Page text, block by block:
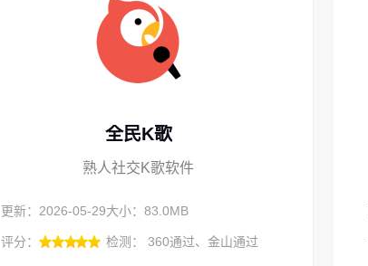
全民K歌
熟人社交K歌软件
更新：2026-05-29大小：83.0MB
评分： 检测： 360通过、金山通过